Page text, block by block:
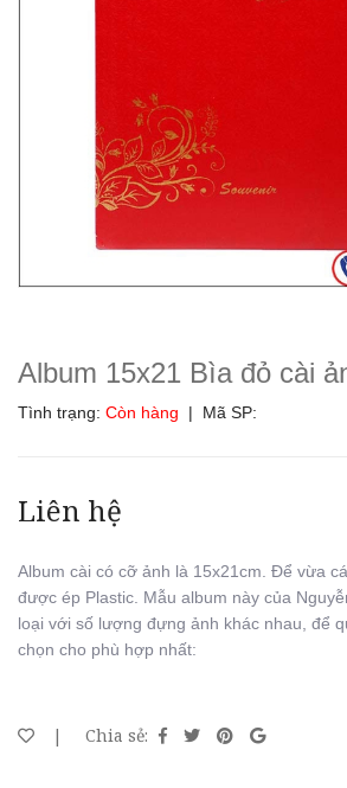
Album 15x21 Bìa đỏ cài
Tình trạng: Còn hàng | Mã SP:
Liên hệ
Album cài có cỡ ảnh là 15x21cm. Để vừa
được ép Plastic. Mẫu album này của
loại với số lượng đựng ảnh khác nhau, để
chọn cho phù hợp nhất:
| Chia sẻ: